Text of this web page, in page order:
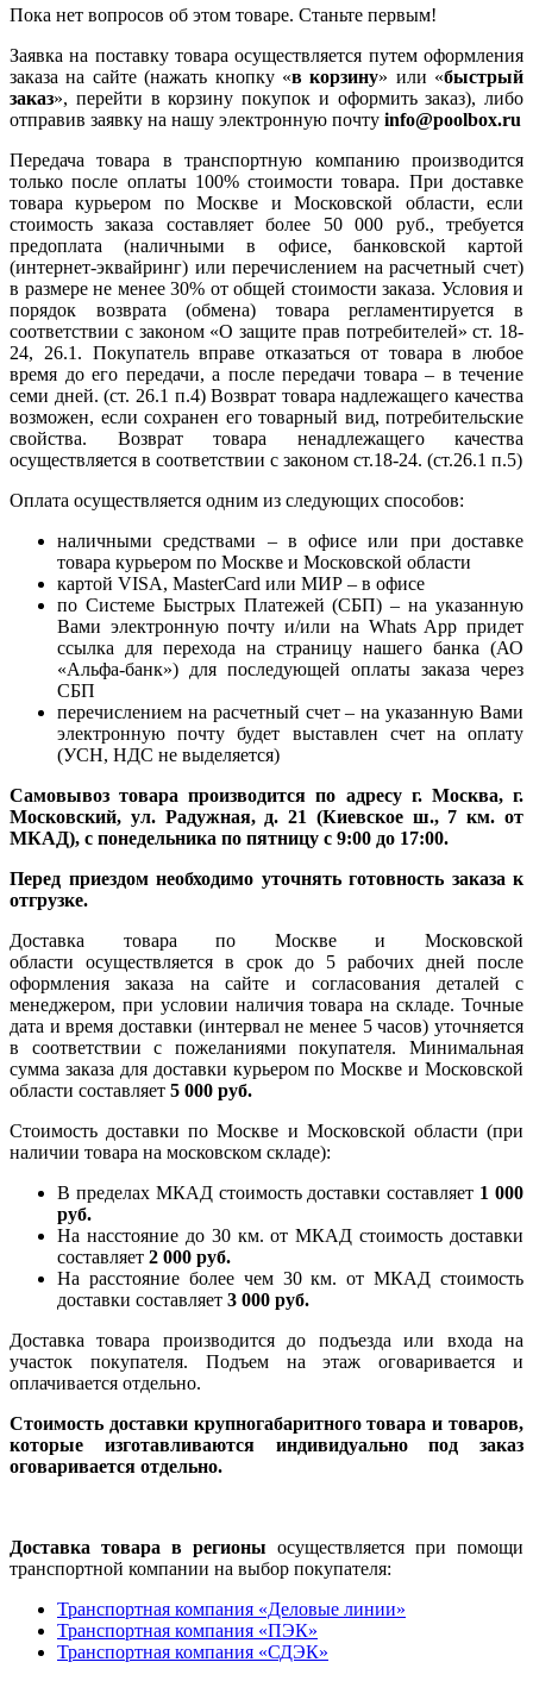
Пока нет вопросов об этом товаре. Станьте первым!
Заявка на поставку товара осуществляется путем оформления
заказа на сайте (нажать кнопку «в корзину» или «быстрый
заказ», перейти в корзину покупок и оформить заказ), либо
отправив заявку на нашу электронную почту info@poolbox.ru
Передача товара в транспортную компанию производится
только после оплаты 100% стоимости товара. При доставке
товара курьером по Москве и Московской области, если
стоимость заказа составляет более 50 000 руб., требуется
предоплата (наличными в офисе, банковской картой
(интернет-эквайринг) или перечислением на расчетный счет)
в размере не менее 30% от общей стоимости заказа. Условия и
порядок возврата (обмена) товара регламентируется в
соответствии с законом «О защите прав потребителей» ст. 18-
24, 26.1. Покупатель вправе отказаться от товара в любое
время до его передачи, а после передачи товара – в течение
семи дней. (ст. 26.1 п.4) Возврат товара надлежащего качества
возможен, если сохранен его товарный вид, потребительские
свойства. Возврат товара ненадлежащего качества
осуществляется в соответствии с законом ст.18-24. (ст.26.1 п.5)
Оплата осуществляется одним из следующих способов:
наличными средствами – в офисе или при доставке
товара курьером по Москве и Московской области
картой VISA, MasterCard или МИР – в офисе
по Системе Быстрых Платежей (СБП) – на указанную
Вами электронную почту и/или на Whats App придет
ссылка для перехода на страницу нашего банка (АО
«Альфа-банк») для последующей оплаты заказа через
СБП
перечислением на расчетный счет – на указанную Вами
электронную почту будет выставлен счет на оплату
(УСН, НДС не выделяется)
Самовывоз товара производится по адресу г. Москва, г.
Московский, ул. Радужная, д. 21 (Киевское ш., 7 км. от
МКАД), с понедельника по пятницу с 9:00 до 17:00.
Перед приездом необходимо уточнять готовность заказа к
отгрузке.
Доставка товара по Москве и Московской
области осуществляется в срок до 5 рабочих дней после
оформления заказа на сайте и согласования деталей с
менеджером, при условии наличия товара на складе. Точные
дата и время доставки (интервал не менее 5 часов) уточняется
в соответствии с пожеланиями покупателя. Минимальная
сумма заказа для доставки курьером по Москве и Московской
области составляет 5 000 руб.
Стоимость доставки по Москве и Московской области (при
наличии товара на московском складе):
В пределах МКАД стоимость доставки составляет 1 000
руб.
На насcтояние до 30 км. от МКАД стоимость доставки
составляет 2 000 руб.
На расстояние более чем 30 км. от МКАД стоимость
доставки составляет 3 000 руб.
Доставка товара производится до подъезда или входа на
участок покупателя. Подъем на этаж оговаривается и
оплачивается отдельно.
Стоимость доставки крупногабаритного товара и товаров,
которые изготавливаются индивидуально под заказ
оговаривается отдельно.
Доставка товара в регионы осуществляется при помощи
транспортной компании на выбор покупателя:
Транспортная компания «Деловые линии»
Транспортная компания «ПЭК»
Транспортная компания «СДЭК»